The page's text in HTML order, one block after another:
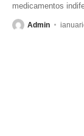
medicamentos
Admin